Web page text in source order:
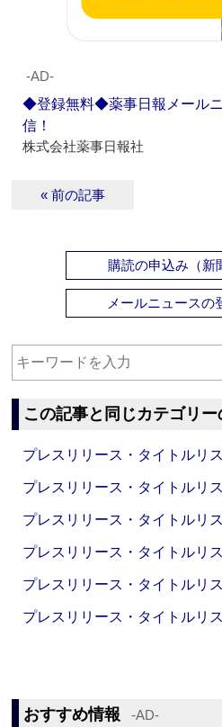
‐AD‐
◆登録無料◆薬事日報メール
信！
株式会社薬事日報社
« 前の記事
購読の申込み（新
メールニュースの
この記事と同じカテゴリ
プレスリリース・タイトルリ
プレスリリース・タイトルリ
プレスリリース・タイトルリ
プレスリリース・タイトルリ
プレスリリース・タイトルリ
プレスリリース・タイトルリ
おすすめ情報 ‐AD‐